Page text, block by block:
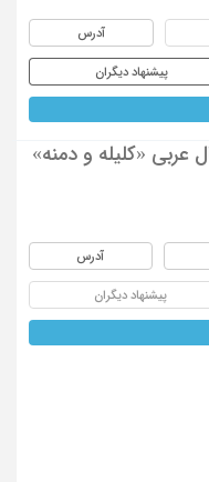
آدرس
پیشنهاد دیگران
عربی «کلیله و دمنه»
آدرس
پیشنهاد دیگران